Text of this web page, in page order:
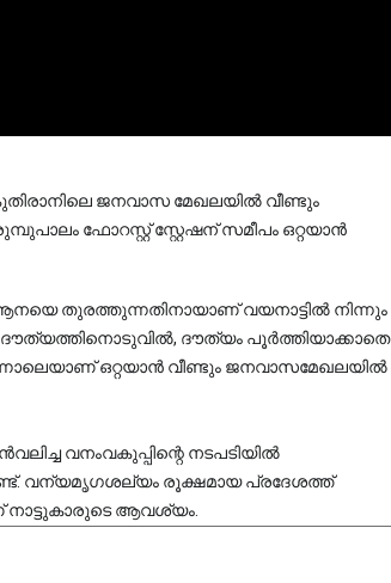
ജനവാസ മേഖലയിൽ വീണ്ടും
ഫോറസ്റ്റ് സ്റ്റേഷന് സമീപം ഒറ്റയാൻ
തുരത്തുന്നതിനായാണ് വയനാട്ടിൽ നിന്നും
ദൗത്യത്തിനൊടുവിൽ, ദൗത്യം പൂർത്തിയാക്കാതെ
ഒറ്റയാൻ വീണ്ടും ജനവാസമേഖലയിൽ
വനംവകുപ്പിന്റെ നടപടിയിൽ
വന്യമൃഗശല്യം രൂക്ഷമായ പ്രദേശത്ത്
നാട്ടുകാരുടെ ആവശ്യം.